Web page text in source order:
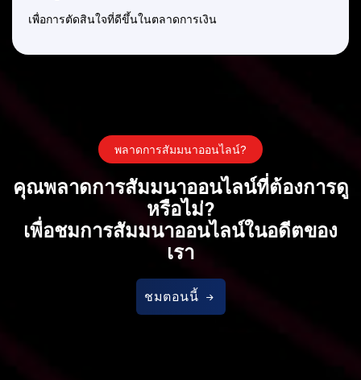
เพื่อการตัดสินใจที่ดีขึ้นในตลาดการเงิน
พลาดการสัมมนาออนไลน์?
คุณพลาดการสัมมนาออนไลน์ที่ต้องการดู
หรือไม่?
เพื่อชมการสัมมนาออนไลน์ในอดีตของ
เรา
ชมตอนนี้